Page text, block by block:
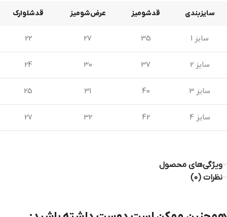
سایزبندی قدشومیز عرض‌شومیز قدشلوارک
سایز 1 35
27
22
سایز 2 37
30
24
سایز 3 40
31
25
سایز 4 42
32
27
ویژگی‌های محصول
نظرات (0)